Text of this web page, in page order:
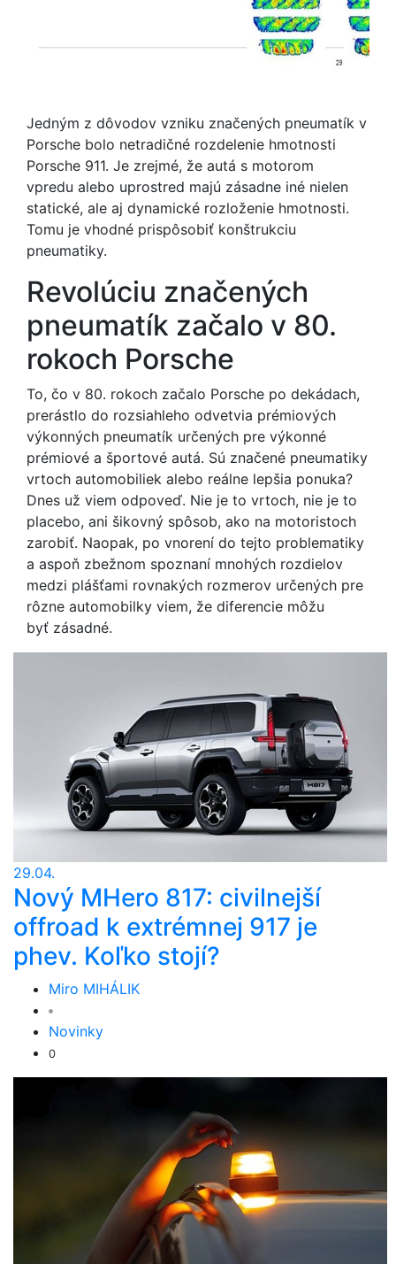
Jedným z dôvodov vzniku značených pneumatík v
Porsche bolo netradičné rozdelenie hmotnosti
Porsche 911. Je zrejmé, že autá s motorom
vpredu alebo uprostred majú zásadne iné nielen
statické, ale aj dynamické rozloženie hmotnosti.
Tomu je vhodné prispôsobiť konštrukciu
pneumatiky.
Revolúciu značených
pneumatík začalo v 80.
rokoch Porsche
To, čo v 80. rokoch začalo Porsche po dekádach,
prerástlo do rozsiahleho odvetvia prémiových
výkonných pneumatík určených pre výkonné
prémiové a športové autá. Sú značené pneumatiky
vrtoch automobiliek alebo reálne lepšia ponuka?
Dnes už viem odpoveď. Nie je to vrtoch, nie je to
placebo, ani šikovný spôsob, ako na motoristoch
zarobiť. Naopak, po vnorení do tejto problematiky
a aspoň zbežnom spoznaní mnohých rozdielov
medzi plášťami rovnakých rozmerov určených pre
rôzne automobilky viem, že diferencie môžu
byť zásadné.
29.04.
Nový MHero 817: civilnejší
offroad k extrémnej 917 je
phev. Koľko stojí?
Miro MIHÁLIK
Novinky
0